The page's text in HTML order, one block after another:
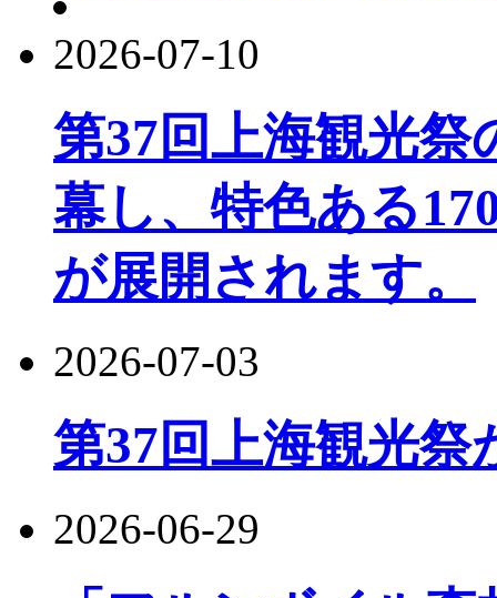
2026-07-10
第37回上海観光
幕し、特色ある
が展開されます。
2026-07-03
第37回上海観光祭
2026-06-29